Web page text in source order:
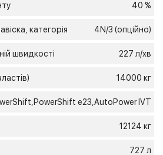
40 %
категорія 4N/3 (опційно)
швидкості 227 л/хв
14000 кг
е23,AutoPower IVT
12124 кг
727 л